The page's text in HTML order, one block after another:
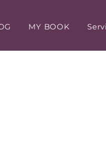
MY BOOK